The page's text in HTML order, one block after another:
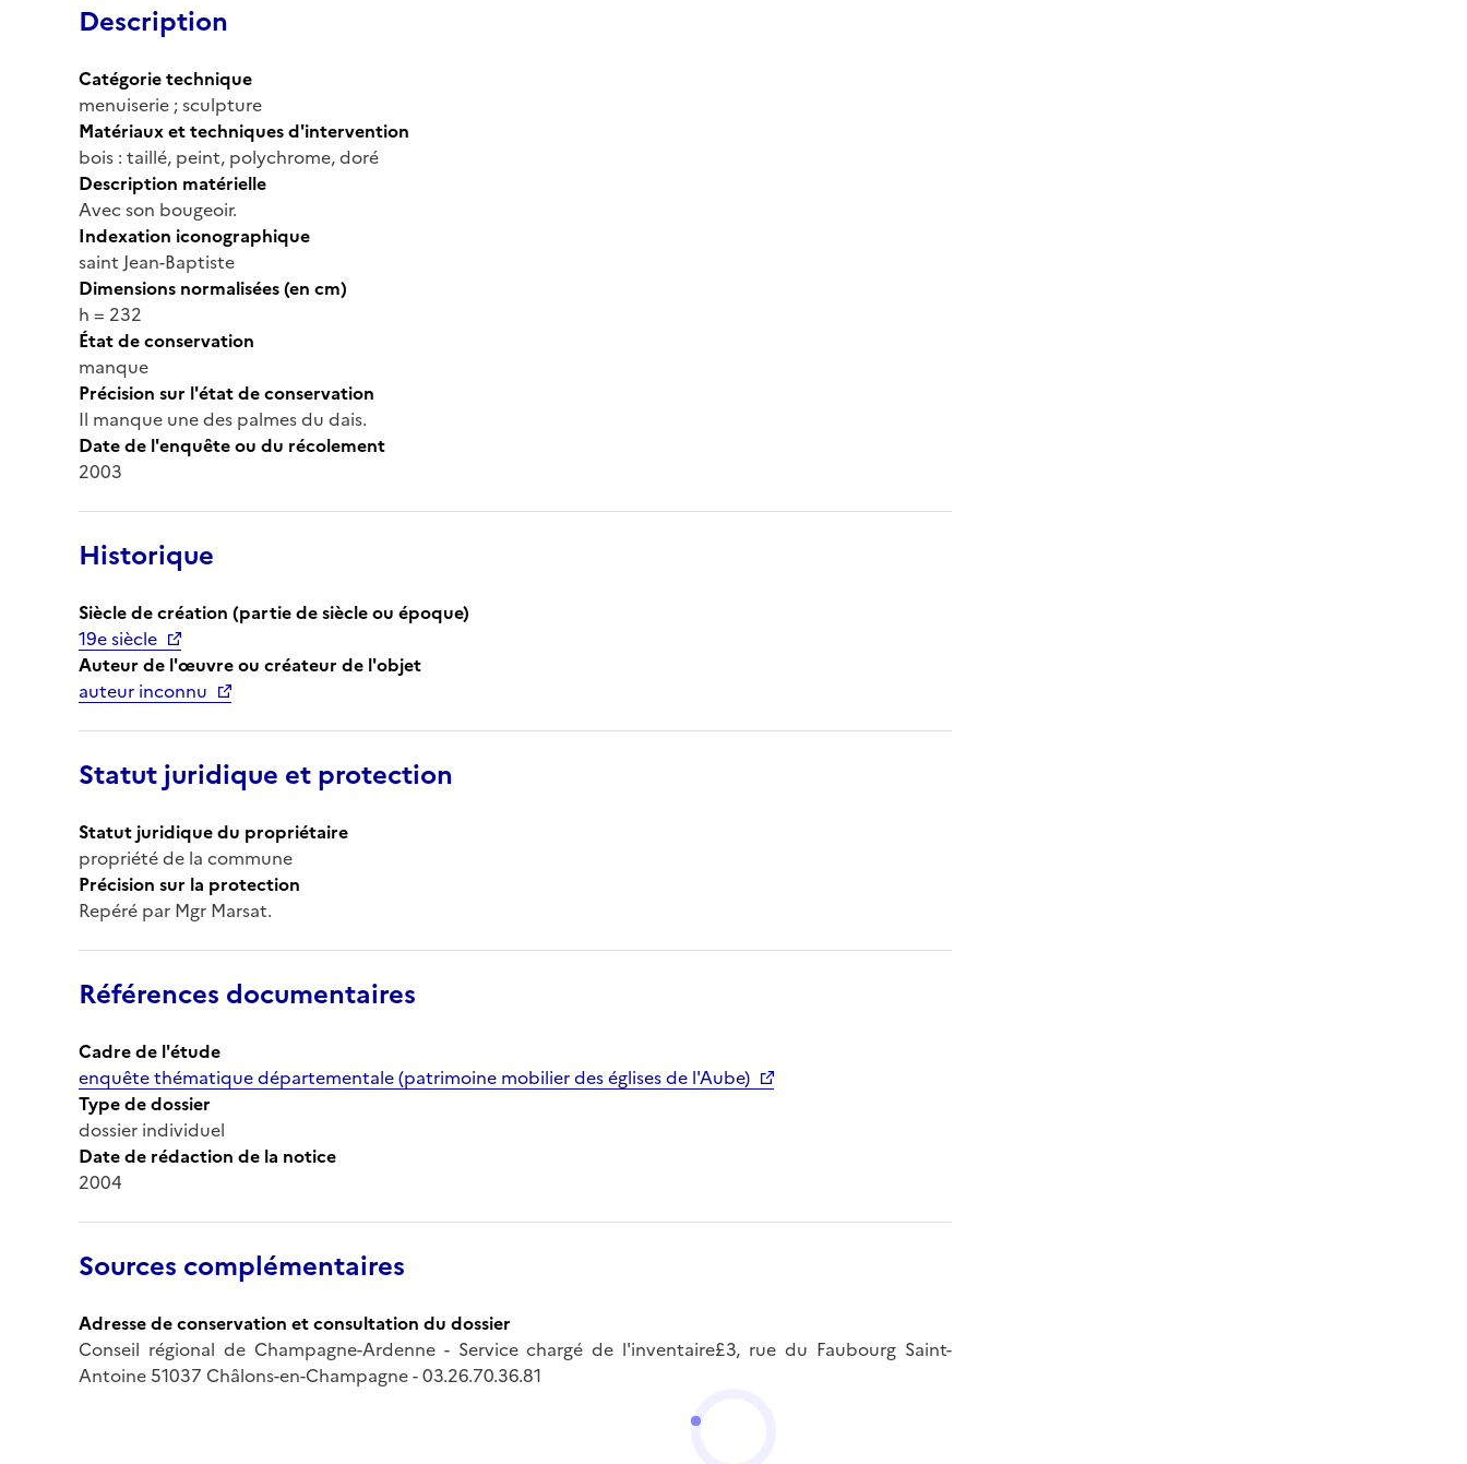
Description
Catégorie technique
menuiserie ; sculpture
Matériaux et techniques d'intervention
bois : taillé, peint, polychrome, doré
Description matérielle
Avec son bougeoir.
Indexation iconographique
saint Jean-Baptiste
Dimensions normalisées (en cm)
h = 232
État de conservation
manque
Précision sur l'état de conservation
Il manque une des palmes du dais.
Date de l'enquête ou du récolement
2003
Historique
Siècle de création (partie de siècle ou époque)
19e siècle
Auteur de l'œuvre ou créateur de l'objet
auteur inconnu
Statut juridique et protection
Statut juridique du propriétaire
propriété de la commune
Précision sur la protection
Repéré par Mgr Marsat.
Références documentaires
Cadre de l'étude
enquête thématique départementale (patrimoine mobilier des églises de l'Aube)
Type de dossier
dossier individuel
Date de rédaction de la notice
2004
Sources complémentaires
Adresse de conservation et consultation du dossier
Conseil régional de Champagne-Ardenne - Service chargé de l'inventaire£3, rue du Faubourg Saint-
Antoine 51037 Châlons-en-Champagne - 03.26.70.36.81